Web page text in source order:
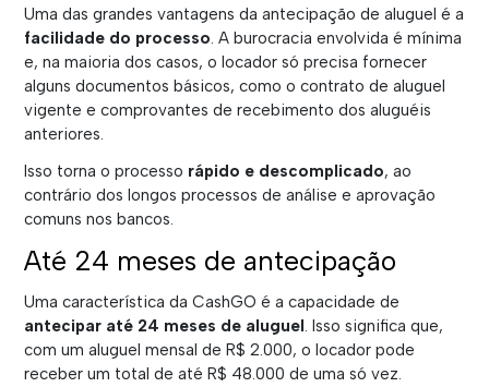
Uma das grandes vantagens da antecipação de aluguel é a
facilidade do processo. A burocracia envolvida é mínima
e, na maioria dos casos, o locador só precisa fornecer
alguns documentos básicos, como o contrato de aluguel
vigente e comprovantes de recebimento dos aluguéis
anteriores.
Isso torna o processo rápido e descomplicado, ao
contrário dos longos processos de análise e aprovação
comuns nos bancos.
Até 24 meses de antecipação
Uma característica da CashGO é a capacidade de
antecipar até 24 meses de aluguel. Isso significa que,
com um aluguel mensal de R$ 2.000, o locador pode
receber um total de até R$ 48.000 de uma só vez.